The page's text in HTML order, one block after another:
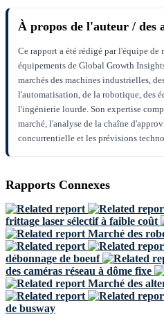
À propos de l'auteur / des
Ce rapport a été rédigé par l'équipe de
équipements de Global Growth
marchés des machines industrielles,
l'automatisation, de la robotique, des
l'ingénierie lourde. Son expertise
marché, l'analyse de la chaîne
concurrentielle et les prévisions
Rapports Connexes
frittage laser sélectif à faible coût
Marché des
débonnage de boeuf
des caméras réseau à dôme fixe
Marché des
de busway